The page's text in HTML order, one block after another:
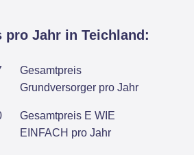
pro Jahr in Teichland:
Gesamtpreis
Grundversorger pro Jahr
Gesamtpreis E WIE
EINFACH pro Jahr